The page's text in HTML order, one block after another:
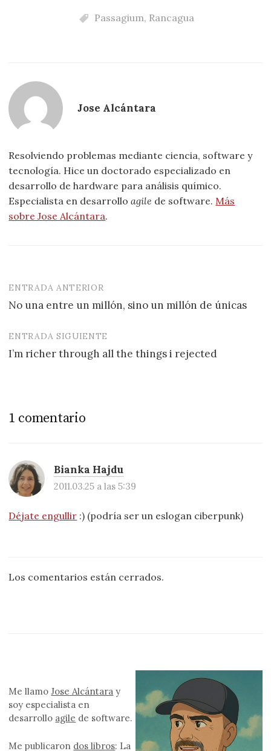
Passagium, Rancagua
Jose Alcántara
Resolviendo problemas mediante ciencia, software y
tecnología. Hice un doctorado especializado en
desarrollo de hardware para análisis químico.
Especialista en desarrolloagile de software. Más
sobre Jose Alcántara.
Navegación
de
entradas
ENTRADA ANTERIOR
No una entre un millón, sino un millón de únicas
ENTRADA SIGUIENTE
I’m richer through all the things i rejected
1 comentario
Bianka Hajdu
2011.03.25 a las 5:39
Déjate engullir :) (podría ser un eslogan ciberpunk)
Los comentarios están cerrados.
Me llamoJose Alcántara y
soy especialista en
desarrollo agile de software.
Me publicaron dos libros: La